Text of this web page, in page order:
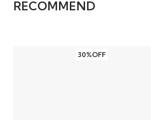
元でセールの値段にひかれて購入
楽器の音の魅力を発掘中です。
RECOMMEND
30%OFF